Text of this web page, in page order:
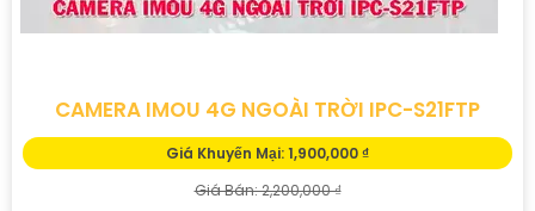
CAMERA IMOU 4G NGOÀI TRỜI IPC-S21FTP
Giá Khuyến Mại: 1,900,000 ₫
Giá Bán: 2,200,000 ₫